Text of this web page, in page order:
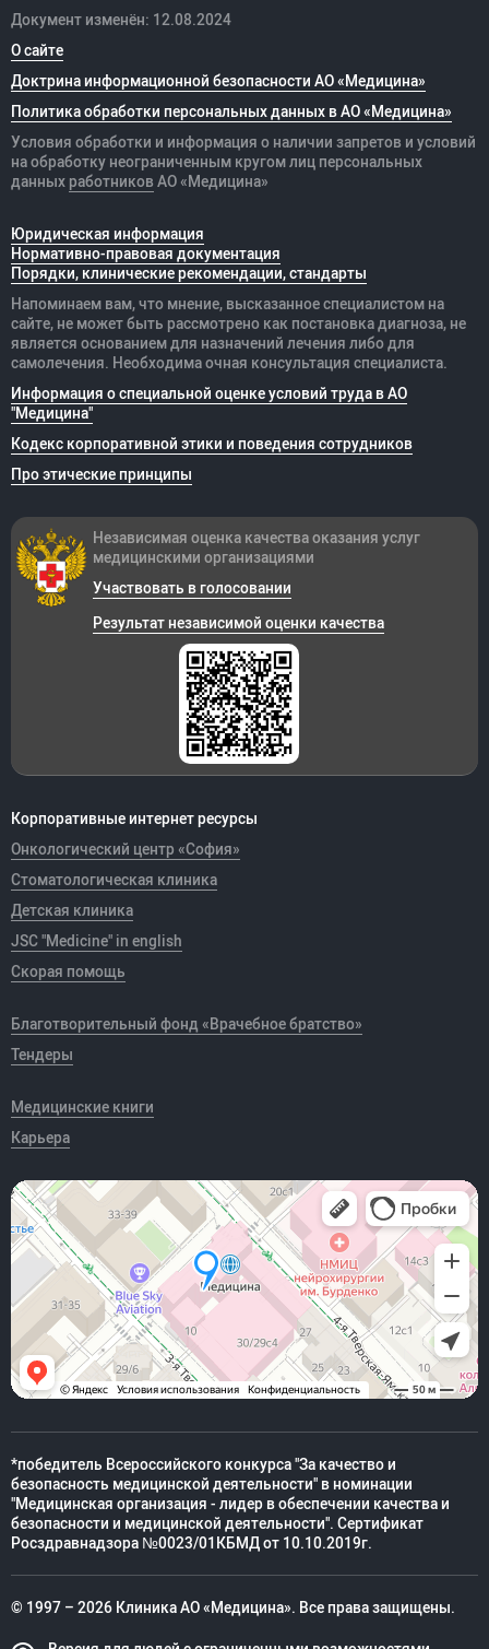
Документ изменён: 12.08.2024
О сайте
Доктрина информационной безопасности АО «Медицина»
Политика обработки персональных данных в АО «Медицина»
Условия обработки и информация о наличии запретов и условий
на обработку неограниченным кругом лиц персональных
данных работников АО «Медицина»
Юридическая информация
Нормативно-правовая документация
Порядки, клинические рекомендации, стандарты
Напоминаем вам, что мнение, высказанное специалистом на
сайте, не может быть рассмотрено как постановка диагноза, не
является основанием для назначений лечения либо для
самолечения. Необходима очная консультация специалиста.
Информация о специальной оценке условий труда в АО
"Медицина"
Кодекс корпоративной этики и поведения сотрудников
Про этические принципы
Корпоративные интернет ресурсы
Онкологический центр «София»
Стоматологическая клиника
Детская клиника
JSC "Medicine" in english
Скорая помощь
Благотворительный фонд «Врачебное братство»
Тендеры
Медицинские книги
Карьера
Независимая оценка качества оказания услуг
медицинскими организациями
Участвовать в голосовании
Результат независимой оценки качества
*победитель Всероссийского конкурса "За качество и
безопасность медицинской деятельности" в номинации
"Медицинская организация - лидер в обеспечении качества и
безопасности и медицинской деятельности". Сертификат
Росздравнадзора №0023/01КБМД от 10.10.2019г.
© 1997 – 2026 Клиника АО «Медицина». Все права защищены.